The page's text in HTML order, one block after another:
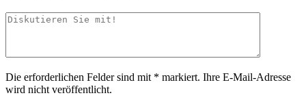
Die erforderlichen Felder sind mit * markiert. Ihre E-Mail-Adresse
wird nicht veröffentlicht.